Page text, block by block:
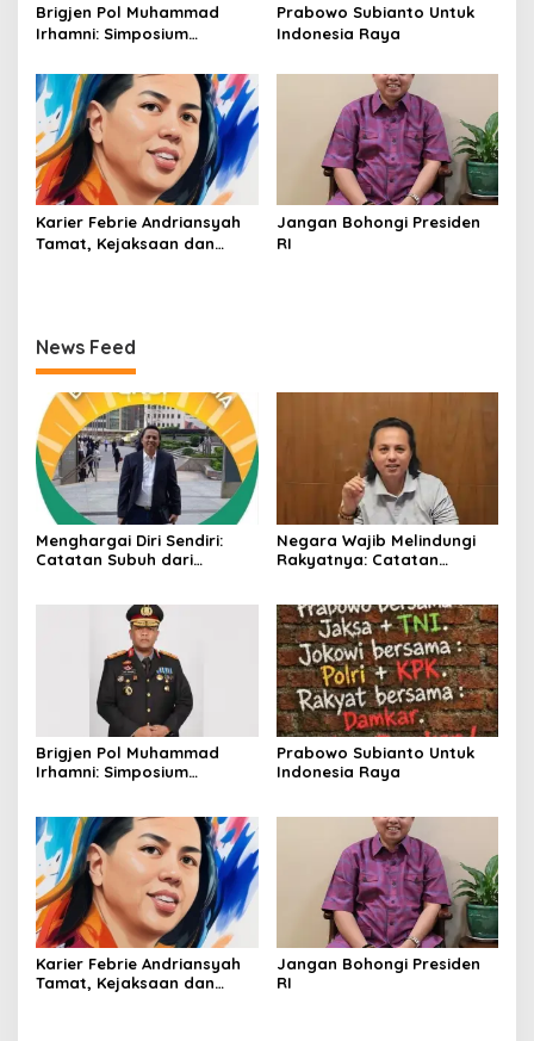
Brigjen Pol Muhammad
Irhamni: Simposium
Kejahatan SDA-LH 2026–
2030 Beri Banyak Masukan
Bagi APH
Prabowo Subianto Untuk
Indonesia Raya
Karier Febrie Andriansyah
Tamat, Kejaksaan dan
Jangan Bohongi Presiden
RI
News Feed
Menghargai Diri Sendiri:
Catatan Subuh dari
Negara Wajib Melindungi
Rakyatnya: Catatan
Kawah Ijen
Brigjen Pol Muhammad
Irhamni: Simposium
2030 Beri Banyak Masukan
Bagi APH
Prabowo Subianto Untuk
Indonesia Raya
Karier Febrie Andriansyah
Tamat, Kejaksaan dan
Jangan Bohongi Presiden
RI